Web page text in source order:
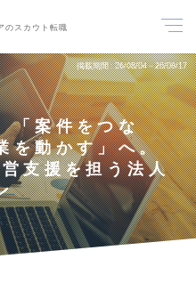
のスカウト転職
掲載期間 26/08/04～26/08/17
「案件をつな
を動かす」へ。
支援を担う法人